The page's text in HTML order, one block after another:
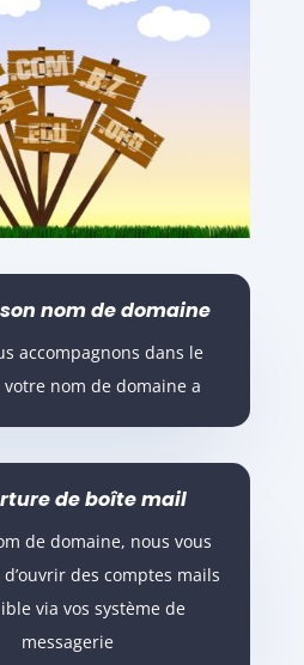
nom de domaine
accompagnons dans le
votre nom de domaine a
de boîte mail
de domaine, nous vous
des comptes mails
via vos système de
messagerie